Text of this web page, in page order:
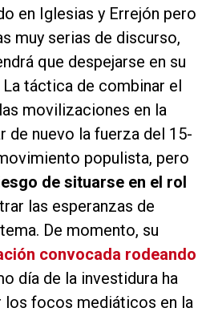
en Iglesias y Errejón pero
muy serias de discurso,
que despejarse en su
La táctica de combinar el
movilizaciones en la
de nuevo la fuerza del 15-
populista, pero
de situarse en el rol
las esperanzas de
De momento, su
convocada rodeando
día de la investidura ha
focos mediáticos en la